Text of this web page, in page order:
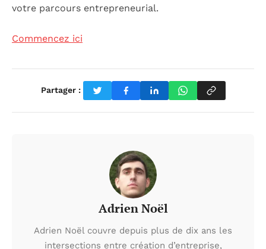
votre parcours entrepreneurial.
Commencez ici
Partager :
Adrien Noël
Adrien Noël couvre depuis plus de dix ans les
intersections entre création d’entreprise,